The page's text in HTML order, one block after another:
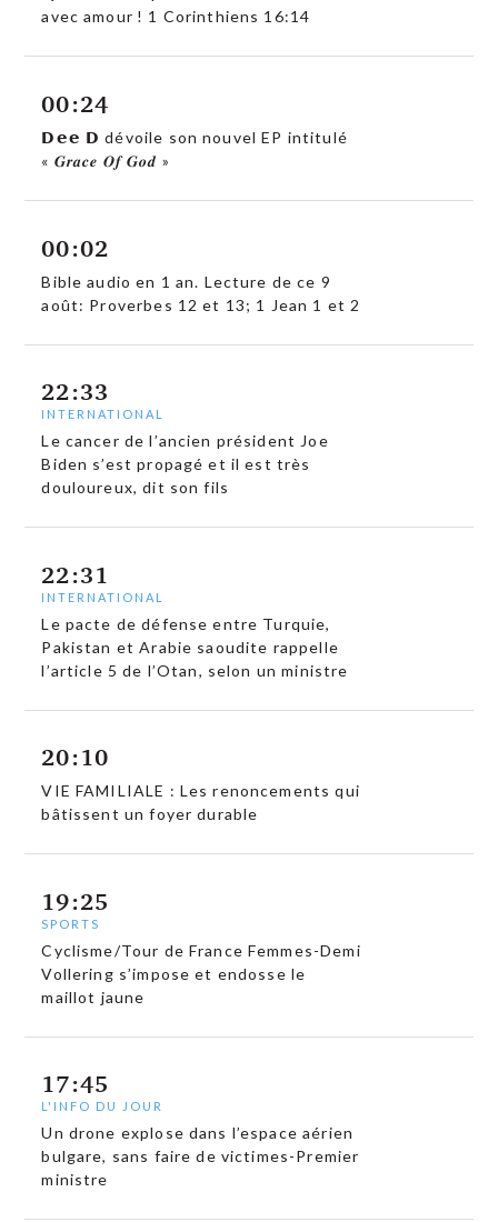
avec amour ! 1 Corinthiens 16:14
00:24
𝗗𝗲𝗲 𝗗 dévoile son nouvel EP intitulé
« 𝑮𝒓𝒂𝒄𝒆 𝑶𝒇 𝑮𝒐𝒅 »
00:02
Bible audio en 1 an. Lecture de ce 9
août: Proverbes 12 et 13; 1 Jean 1 et 2
22:33
INTERNATIONAL
Le cancer de l’ancien président Joe
Biden s’est propagé et il est très
douloureux, dit son fils
22:31
INTERNATIONAL
Le pacte de défense entre Turquie,
Pakistan et Arabie saoudite rappelle
l’article 5 de l’Otan, selon un ministre
20:10
VIE FAMILIALE : Les renoncements qui
bâtissent un foyer durable
19:25
SPORTS
Cyclisme/Tour de France Femmes-Demi
Vollering s’impose et endosse le
maillot jaune
17:45
L'INFO DU JOUR
Un drone explose dans l’espace aérien
bulgare, sans faire de victimes-Premier
ministre